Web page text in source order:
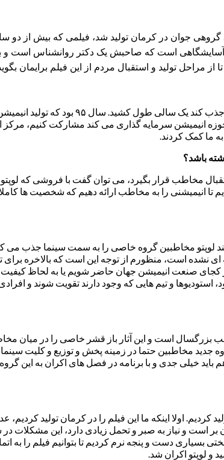
گروهی جوان در کرمان تولید شد، فیلمی که بیش از دو
آسایشگاهی است که صاحبش یک دکتر روانشناس است و
مراحل تولید و استقبال مردم از این فیلم برایمان
_ از سال ۹۴ تصمیم گرفتیم تولید انیمیشن سینما را آغاز کنیم، به همین دلیل
با مجموعه ای که در حوزه انیمیشن سرمایه گذاری می کند مشارکت
به ما کمک کردند.
باشد؟
مخاطب قرار بگیرد، می توان گفت با فروشی که
تا انیمیشنی را به مخاطب ارائه دهیم که شخصیت ها
لوپتو مخاطبین گروه خاصی را به سمت سینما جذب می
نشده است، منظورم از توجه این است که بالاخره برای
بلند مدت راهبردی، تا ما بدانیم به عنوان مثال در ۲۰ سال آینده قرار است در کجای صنعت انیمیشن جهان
و تیم هایی که وجود دارند تقویت شوند و
بزرگسال است و این آثار باز قشر خاصی را در میان
جدید مخاطبین حتما در زمینه پخش و توزیع و کلیت
خیلی جدی و با برنامه در فصل های اکران به این
کردیم. اولا اینکه ما این فیلم را در کرمان تولید
است و نیاز به صبر و تحمل زیادی دارد، این مشکلات
دست و پنجه نرم کردیم تا بتوانیم فیلم را به اتمام
و لوپتو اکران شد.